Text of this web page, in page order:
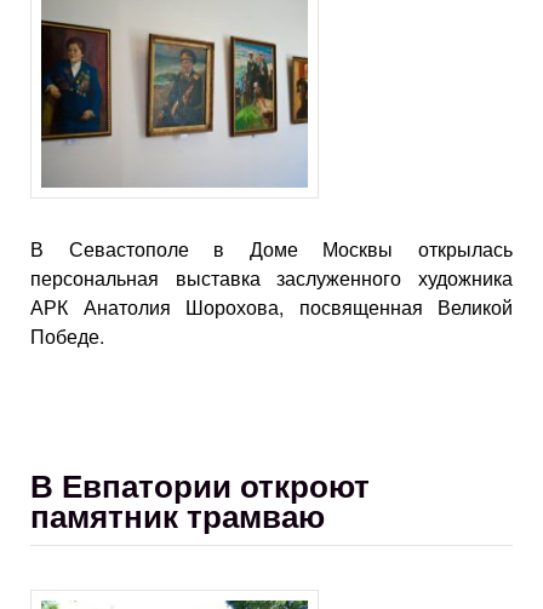
В Севастополе в Доме Москвы открылась
персональная выставка заслуженного художника
АРК Анатолия Шорохова, посвященная Великой
Победе.
В Евпатории откроют
памятник трамваю